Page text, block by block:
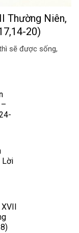
Thường Niên,
20)
sẽ được sống,
Lời